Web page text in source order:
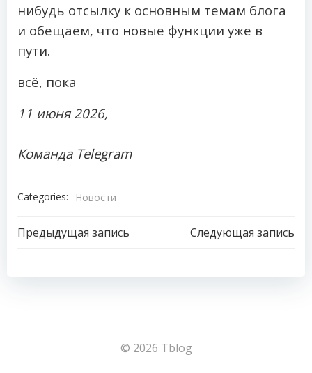
нибудь отсылку к основным темам блога
и обещаем, что новые функции уже в
пути.
всё, пока
11 июня 2026,
Команда Telegram
Categories: Новости
Навигация
записям
Предыдущая запись
Навигация
записям
Следующая запись
© 2026 Tblog